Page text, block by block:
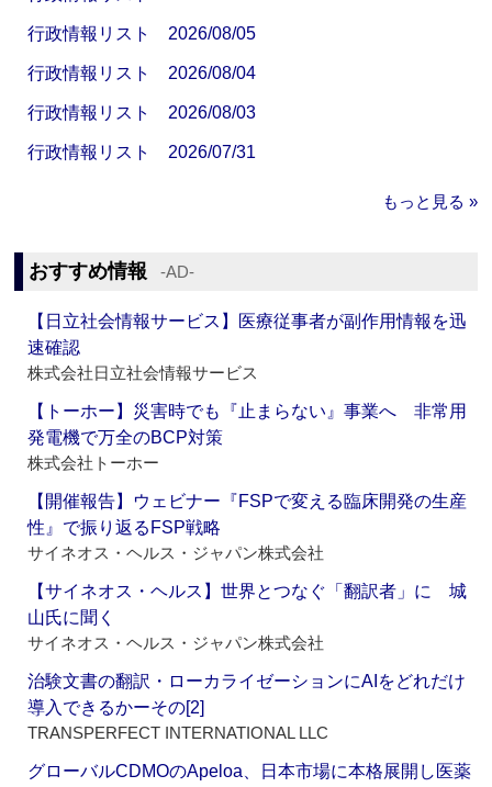
行政情報リスト 2026/08/05
行政情報リスト 2026/08/04
行政情報リスト 2026/08/03
行政情報リスト 2026/07/31
もっと見る »
おすすめ情報 ‐AD‐
【日立社会情報サービス】医療従事者が副作用情報を迅
速確認
株式会社日立社会情報サービス
【トーホー】災害時でも『止まらない』事業へ 非常用
発電機で万全のBCP対策
株式会社トーホー
【開催報告】ウェビナー『FSPで変える臨床開発の生産
性』で振り返るFSP戦略
サイネオス・ヘルス・ジャパン株式会社
【サイネオス・ヘルス】世界とつなぐ「翻訳者」に 城
山氏に聞く
サイネオス・ヘルス・ジャパン株式会社
治験文書の翻訳・ローカライゼーションにAIをどれだけ
導入できるかーその[2]
TRANSPERFECT INTERNATIONAL LLC
グローバルCDMOのApeloa、日本市場に本格展開し医薬